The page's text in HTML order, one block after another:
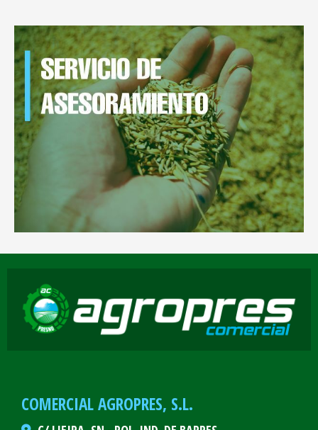
COMERCIAL AGROPRES, S.L.